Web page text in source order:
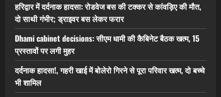
हरिद्वार में दर्दनाक हादसा: रोडवेज बस की टक्कर से कांवड़िए की मौत,
दो साथी गंभीर; ड्राइवर बस लेकर फरार
Dhami cabinet decisions: सीएम धामी की कैबिनेट बैठक खत्म, 15
प्रस्तावों पर लगी मुहर
दर्दनाक हादसा!, गहरी खाई में बोलेरो गिरने से पूरा परिवार खत्म, दो बच्चे
भी शामिल